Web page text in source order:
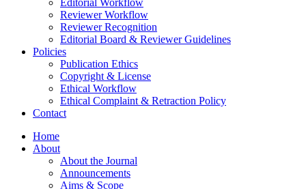
Editorial Workflow
Reviewer Workflow
Reviewer Recognition
Editorial Board & Reviewer Guidelines
Policies
Publication Ethics
Copyright & License
Ethical Workflow
Ethical Complaint & Retraction Policy
Contact
Home
About
About the Journal
Announcements
Aims & Scope